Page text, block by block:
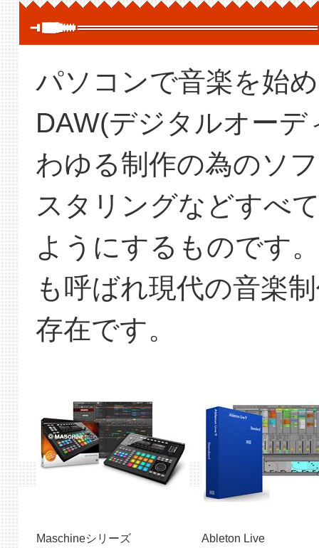
パソコンで音楽を始
DAW(デジタルオー
わゆる制作の為のソ
スタリングなどすべ
ようにするものです
も呼ばれ現代の音楽
存在です。
Maschineシリーズ Ableton Live